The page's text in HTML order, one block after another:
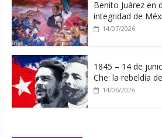
Benito Juárez en
integridad de
14/07/2026
1845 – 14 de
Che: la rebeldía
14/06/2026